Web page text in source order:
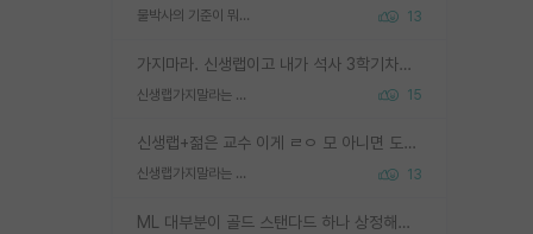
물박사의 기준이 뭐임? 13
가지마라. 신생랩이고 내가 석사 3학기차인데 최고참인데 나도 아무것도 모르는데 교수가 후배들 왜 논문 교육 안시키냐. 논문 왜 안 써오냐 닦달한다
신생랩가지말라는 이유가 있었구나 15
신생랩+젊은 교수 이게 ㄹㅇ 모 아니면 도인듯.
신생랩가지말라는 이유가 있었구나 13
ML 대부분이 골드 스탠다드 하나 상정해놓고 (벤치마크 데이터셋이 여러 개면 여러 개 상정) 그거 얼마나 잘 맞추나 싸움임 가끔 번뜩이는 설계 철학을 보여주는 논문들도 있지만 대부분 그거 성적 얼마나 더 올리느라에 혈안이 되어 있는 측면이 잇음